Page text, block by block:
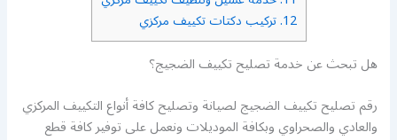
12. تركيب دكتات تكييف مركزي
هل تبحث عن خدمة تصليح تكييف الضجيج؟
رقم تصليح تكييف الضجيج لصيانة وتصليح كافة أنواع التكييف المركزي
والعادي والصحراوي وبكافة الموديلات ونعمل على توفير كافة قطع